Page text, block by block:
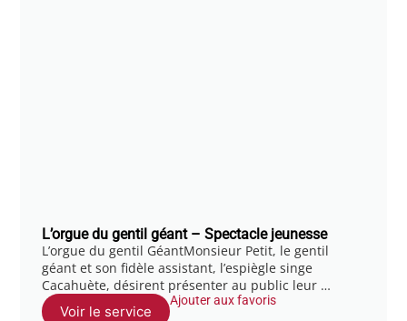
L’orgue du gentil géant – Spectacle jeunesse
L’orgue du gentil GéantMonsieur Petit, le gentil
géant et son fidèle assistant, l’espiègle singe
Cacahuète, désirent présenter au public leur …
Voir le service
Ajouter aux favoris